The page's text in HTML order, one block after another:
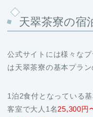
天翠茶寮の宿
公式サイトには様々な
は天翠茶寮の基本プラン
1泊2食付となっている
客室で大人1名25,300円